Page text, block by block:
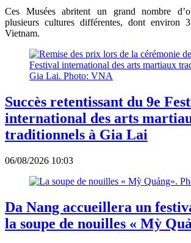
Ces Musées abritent un grand nombre
plusieurs cultures différentes, dont environ
Vietnam.
Succès retentissant du 9e
international des arts
traditionnels à Gia Lai
06/08/2026 10:03
Da Nang accueillera un
la soupe de nouilles « Mỳ